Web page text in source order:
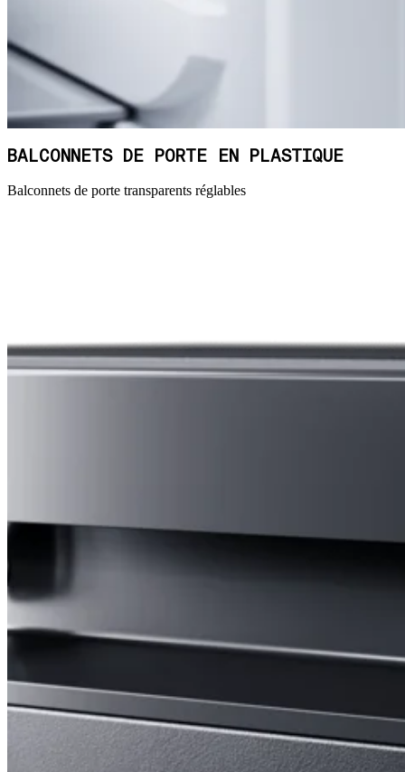
BALCONNETS DE PORTE EN PLASTIQUE
Balconnets de porte transparents réglables